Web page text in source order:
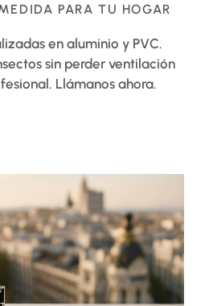
PARA TU HOGAR
en aluminio y PVC.
sin perder ventilación
Llámanos ahora.